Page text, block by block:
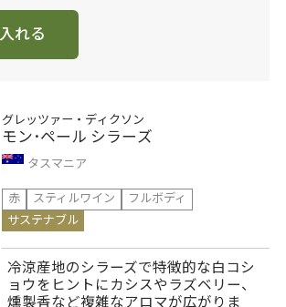
れる
グレッツァー・ディクソン
モン･ペール シラーズ
タスマニア
赤
スティルワイン
フルボディ
サステナブル
冷涼産地のシラーズで特徴的な白コシ
ョウをヒントにカシスやラズベリー、